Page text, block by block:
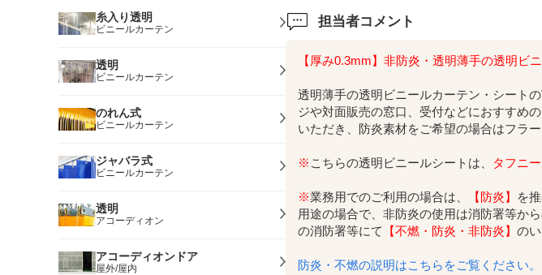
担当者コメント
【厚み0.3mm】非防炎・透明薄手の透明ビ
透明薄手の透明ビニールカーテン・シート
ジや対面販売の窓口、受付などにおすすめ
いただき、防炎素材をご希望の場合はフラ
※ こちらの透明ビニールシートは、 タフニ
※業務用でのご利用の場合は、 【防炎】
を
用途の場合で、非防炎の使用は消防署等か
の消防署等にて
【不燃・防炎・非防炎】 の
防炎・不燃の説明はこちらをご覧ください。
糸入り透明
ビニールカーテン
透明
ビニールカーテン
のれん式
ビニールカーテン
ジャバラ式
ビニールカーテン
透明
アコーディオン
アコーディオンドア
屋外/屋内